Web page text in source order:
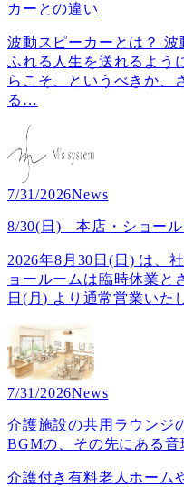
カーとの違い
波動スピーカーとは？
ふれる人生を送れるよう
らこそ、というべきか、
る …
7/31/2026News
8/30(日) 本店・ショー
2026年8月30日(日) は、
ョールームは臨時休業と
日(月) より通常営業いた
7/31/2026News
介護施設の共用ラウンジ
BGMの、その先にある音
介護付き有料老人ホーム